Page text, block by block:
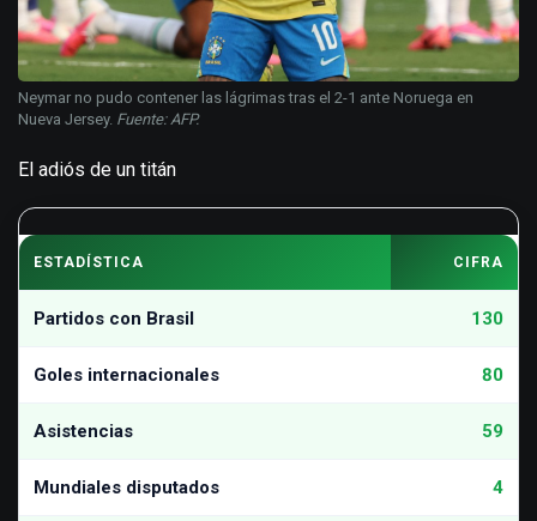
Neymar no pudo contener las lágrimas tras el 2-1 ante Noruega en
Nueva Jersey. Fuente: AFP.
El adiós de un titán
ESTADÍSTICA CIFRA
Partidos con Brasil 130
Goles internacionales 80
Asistencias 59
Mundiales disputados 4